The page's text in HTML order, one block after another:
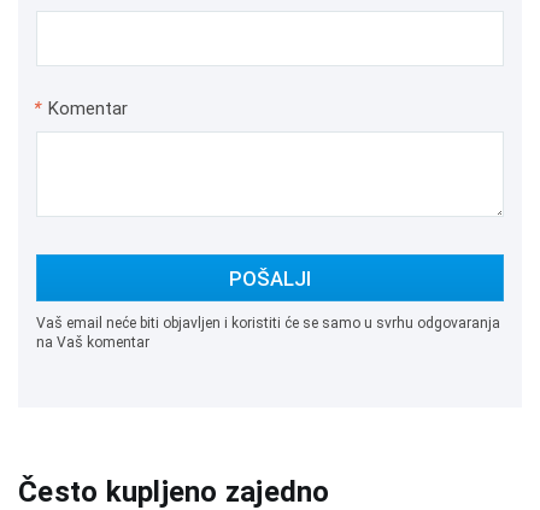
* Komentar
POŠALJI
Vaš email neće biti objavljen i koristiti će se samo u svrhu odgovaranja
na Vaš komentar
Često kupljeno zajedno